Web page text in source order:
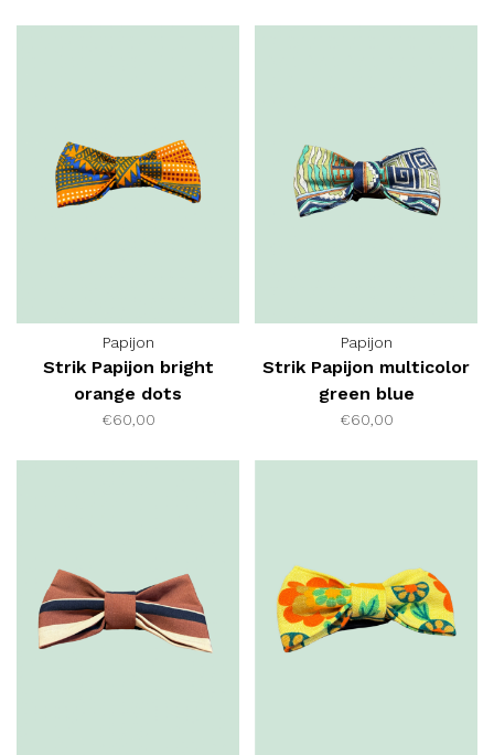
Papijon
Strik Papijon bright
orange dots
€60,00
Papijon
Strik Papijon multicolor
green blue
€60,00